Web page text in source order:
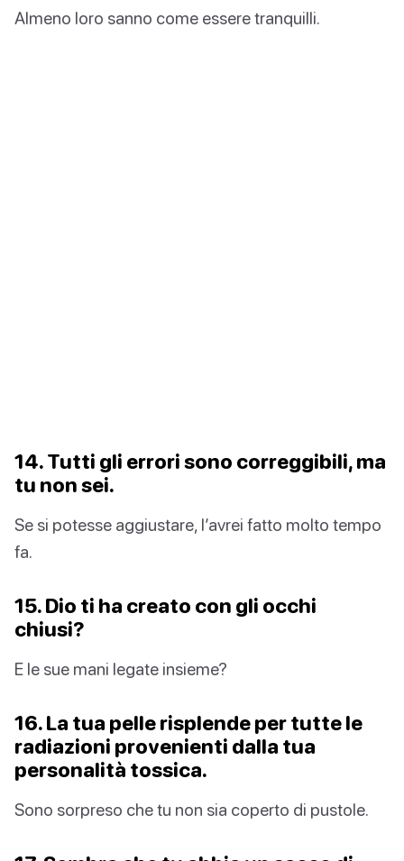
Almeno loro sanno come essere tranquilli.
14. Tutti gli errori sono correggibili, ma
tu non sei.
Se si potesse aggiustare, l’avrei fatto molto tempo
fa.
15. Dio ti ha creato con gli occhi
chiusi?
E le sue mani legate insieme?
16. La tua pelle risplende per tutte le
radiazioni provenienti dalla tua
personalità tossica.
Sono sorpreso che tu non sia coperto di pustole.